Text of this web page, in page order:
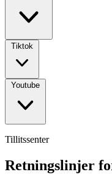
Tiktok
Youtube
Tillitssenter
Retningslinjer